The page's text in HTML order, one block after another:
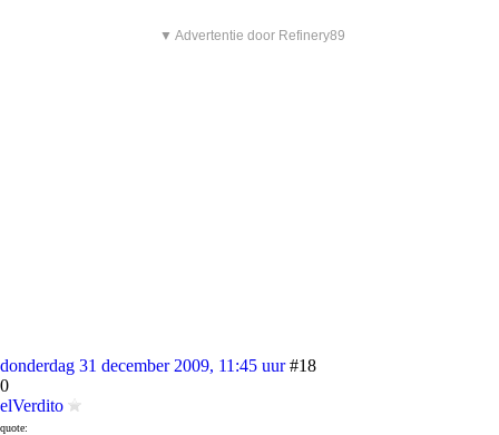
▼ Advertentie door Refinery89
donderdag 31 december 2009, 11:45 uur #18
0
elVerdito
quote: